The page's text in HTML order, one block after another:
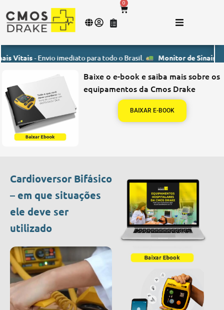
0
- Envio imediato para todo o Brasil. Monitor de Sinais Vitais-
Baixe o e-book e saiba mais sobre os
equipamentos da Cmos Drake
BAIXAR E-BOOK
Cardioversor Bifásico
– em que situações
ele deve ser
utilizado